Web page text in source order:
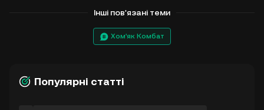
Інші пов'язані теми
Хом'як Комбат
Популярні статті